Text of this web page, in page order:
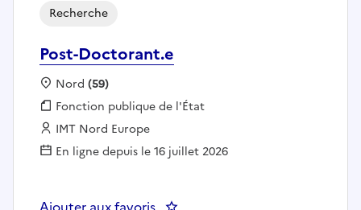
Post-Doctorant.e
Recherche
Localisation :
Nord (59)
Fonction publique :
Fonction publique de l'État
Employeur :
IMT Nord Europe
En ligne depuis le 16 juillet 2026